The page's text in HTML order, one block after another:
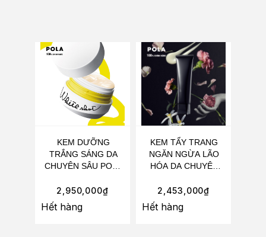
KEM DƯỠNG
TRẮNG SÁNG DA
CHUYÊN SÂU POLA
50G
2,950,000₫
Hết hàng
KEM TẨY TRANG
NGĂN NGỪA LÃO
HÓA DA CHUYÊN
CLEANSING CREAM
2,453,000₫
Hết hàng